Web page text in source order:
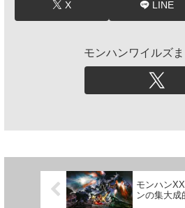
X LINE
モンハンワイルズ
モンハン
ンの集大成